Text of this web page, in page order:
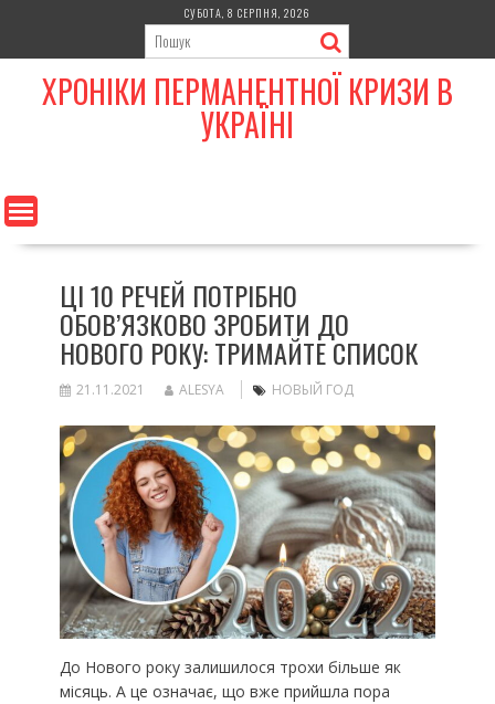
content
СУБОТА, 8 СЕРПНЯ, 2026
ХРОНІКИ ПЕРМАНЕНТНОЇ КРИЗИ В
УКРАЇНІ
ЦІ 10 РЕЧЕЙ ПОТРІБНО
ОБОВ’ЯЗКОВО ЗРОБИТИ ДО
НОВОГО РОКУ: ТРИМАЙТЕ СПИСОК
21.11.2021 ALESYA НОВЫЙ ГОД
До Нового року залишилося трохи більше як
місяць. А це означає, що вже прийшла пора